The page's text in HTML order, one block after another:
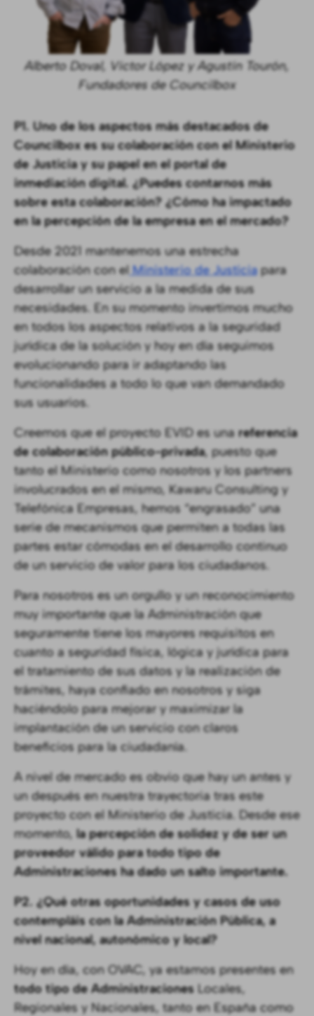
Alberto Doval, Víctor López y Agustín Tourón,
Fundadores de Councilbox
P1. Uno de los aspectos más destacados de
Councilbox es su colaboración con el Ministerio
de Justicia y su papel en el portal de
inmediación digital. ¿Puedes contarnos más
sobre esta colaboración? ¿Cómo ha impactado
en la percepción de la empresa en el mercado?
Desde 2021 mantenemos una estrecha
colaboración con el Ministerio de Justiciapara
desarrollar un servicio a la medida de sus
necesidades. En su momento invertimos mucho
en todos los aspectos relativos a la seguridad
jurídica de la solución y hoy en día seguimos
evolucionando para ir adaptando las
funcionalidades a todo lo que van demandado
sus usuarios.
Creemos que el proyecto EVID es unareferencia
de colaboración público-privada, puesto que
tanto el Ministerio como nosotros y los partners
involucrados en el mismo, Kawaru Consulting y
Telefónica Empresas, hemos “engrasado” una
serie de mecanismos que permiten a todas las
partes estar cómodas en el desarrollo continuo
de un servicio de valor para los ciudadanos.
Para nosotros es un orgullo y un reconocimiento
muy importante que la Administración que
seguramente tiene los mayores requisitos en
cuanto a seguridad física, lógica y jurídica para
el tratamiento de sus datos y la realización de
trámites, haya confiado en nosotros y siga
haciéndolo para mejorar y maximizar la
implantación de un servicio con claros
beneficios para la ciudadanía.
A nivel de mercado es obvio que hay un antes y
un después en nuestra trayectoria tras este
proyecto con el Ministerio de Justicia. Desde ese
momento, la percepción de solidez y de ser un
proveedor válido para todo tipo de
Administraciones ha dado un salto importante.
P2. ¿Qué otras oportunidades y casos de uso
contempláis con la Administración Pública, a
nivel nacional, autonómico y local?
Hoy en día, con OVAC, ya estamos presentes en
todo tipo de AdministracionesLocales,
Regionales y Nacionales, tanto en España como